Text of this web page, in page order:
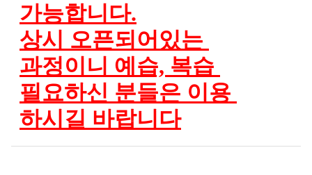
가능합니다.
상시 오픈되어있는
과정이니 예습, 복습
필요하신 분들은 이용
하시길 바랍니다